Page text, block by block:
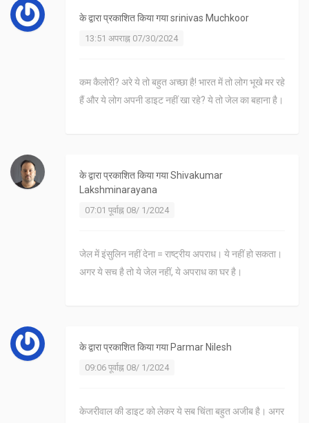
के द्वारा प्रकाशित किया गयाsrinivas Muchkoor
13:51 अपराह्न 07/30/2024
कम कैलोरी? अरे ये तो बहुत अच्छा है! भारत में तो लोग भूखे मर रहे
हैं और ये लोग अपनी डाइट नहीं खा रहे? ये तो जेल का बहाना है।
के द्वारा प्रकाशित किया गयाShivakumar
Lakshminarayana
07:01 पूर्वाह्न 08/ 1/2024
जेल में इंसुलिन नहीं देना = राष्ट्रीय अपराध। ये नहीं हो सकता।
अगर ये सच है तो ये जेल नहीं, ये अपराध का घर है।
के द्वारा प्रकाशित किया गया Parmar Nilesh
09:06 पूर्वाह्न 08/ 1/2024
केजरीवाल की डाइट को लेकर ये सब चिंता बहुत अजीब है। अगर